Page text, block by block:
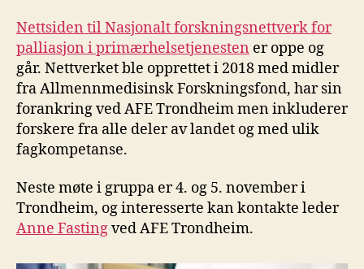
Nettsiden til Nasjonalt forskningsnettverk for
palliasjon i primærhelsetjenesten er oppe og
går. Nettverket ble opprettet i 2018 med midler
fra Allmennmedisinsk Forskningsfond, har sin
forankring ved AFE Trondheim men inkluderer
forskere fra alle deler av landet og med ulik
fagkompetanse.
Neste møte i gruppa er 4. og 5. november i
Trondheim, og interesserte kan kontakte leder
Anne Fastingved AFE Trondheim.